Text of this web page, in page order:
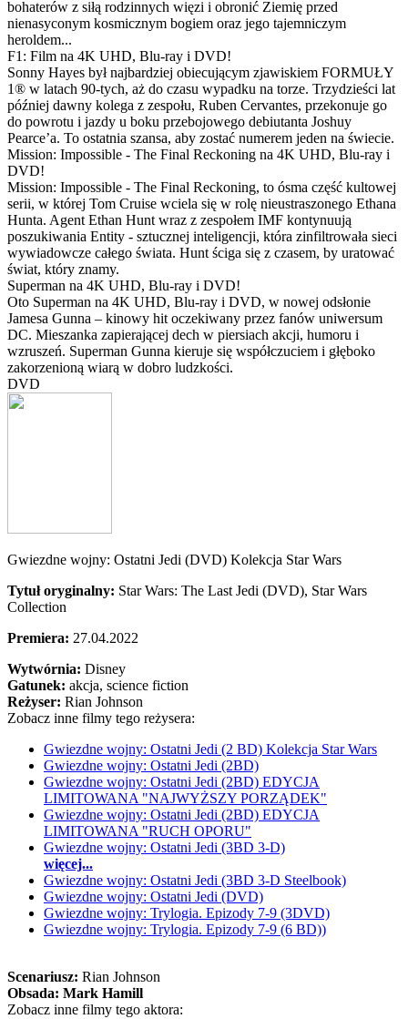
bohaterów z siłą rodzinnych więzi i obronić Ziemię przed
nienasyconym kosmicznym bogiem oraz jego tajemniczym
heroldem...
F1: Film na 4K UHD, Blu-ray i DVD!
Sonny Hayes był najbardziej obiecującym zjawiskiem FORMUŁY
1® w latach 90-tych, aż do czasu wypadku na torze. Trzydzieści lat
później dawny kolega z zespołu, Ruben Cervantes, przekonuje go
do powrotu i jazdy u boku przebojowego debiutanta Joshuy
Pearce’a. To ostatnia szansa, aby zostać numerem jeden na świecie.
Mission: Impossible - The Final Reckoning na 4K UHD, Blu-ray i
DVD!
Mission: Impossible - The Final Reckoning, to ósma część kultowej
serii, w której Tom Cruise wciela się w rolę nieustraszonego Ethana
Hunta. Agent Ethan Hunt wraz z zespołem IMF kontynuują
poszukiwania Entity - sztucznej inteligencji, która zinfiltrowała sieci
wywiadowcze całego świata. Hunt ściga się z czasem, by uratować
świat, który znamy.
Superman na 4K UHD, Blu-ray i DVD!
Oto Superman na 4K UHD, Blu-ray i DVD, w nowej odsłonie
Jamesa Gunna – kinowy hit oczekiwany przez fanów uniwersum
DC. Mieszanka zapierającej dech w piersiach akcji, humoru i
wzruszeń. Superman Gunna kieruje się współczuciem i głęboko
zakorzenioną wiarą w dobro ludzkości.
DVD
Gwiezdne wojny: Ostatni Jedi (DVD) Kolekcja Star Wars
Tytuł oryginalny: Star Wars: The Last Jedi (DVD), Star Wars
Collection
Premiera: 27.04.2022
Wytwórnia: Disney
Gatunek: akcja, science fiction
Reżyser: Rian Johnson
Zobacz inne filmy tego reżysera:
Gwiezdne wojny: Ostatni Jedi (2 BD) Kolekcja Star Wars
Gwiezdne wojny: Ostatni Jedi (2BD)
Gwiezdne wojny: Ostatni Jedi (2BD) EDYCJA
LIMITOWANA "NAJWYŻSZY PORZĄDEK"
Gwiezdne wojny: Ostatni Jedi (2BD) EDYCJA
LIMITOWANA "RUCH OPORU"
Gwiezdne wojny: Ostatni Jedi (3BD 3-D)
więcej...
Gwiezdne wojny: Ostatni Jedi (3BD 3-D Steelbook)
Gwiezdne wojny: Ostatni Jedi (DVD)
Gwiezdne wojny: Trylogia. Epizody 7-9 (3DVD)
Gwiezdne wojny: Trylogia. Epizody 7-9 (6 BD))
Scenariusz: Rian Johnson
Obsada: Mark Hamill
Zobacz inne filmy tego aktora: